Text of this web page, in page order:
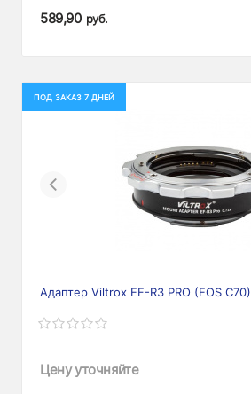
589,90 руб.
ПОД ЗАКАЗ 7 ДНЕЙ
Previous
Адаптер Viltrox EF-R3 PRO (EOS C70)
Цену уточняйте